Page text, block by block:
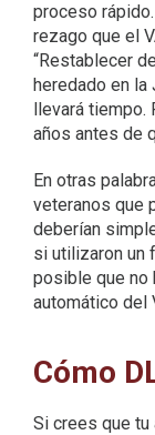
proceso
rezago que el
“Restablecer
heredado en la
llevará tiempo.
años antes de
En otras
veteranos que
deberían
si utilizaron un
posible que no
automático del
Cómo
Si crees que tu